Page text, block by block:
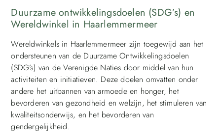
Duurzame ontwikkelingsdoelen (SDG’s) en
Wereldwinkel in Haarlemmermeer
Wereldwinkels in Haarlemmermeer zijn toegewijd aan het
ondersteunen van de Duurzame Ontwikkelingsdoelen
(SDG’s) van de Verenigde Naties door middel van hun
activiteiten en initiatieven. Deze doelen omvatten onder
andere het uitbannen van armoede en honger, het
bevorderen van gezondheid en welzijn, het stimuleren van
kwaliteitsonderwijs, en het bevorderen van
gendergelijkheid.